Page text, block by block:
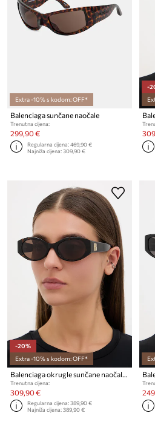
Extra -10% s kodom: OFF*
Balenciaga sunčane naočale
Trenutna cijena:
299,90 €
Regularna cijena:469,90 €
Najniža cijena:309,90 €
-
-20%
Extra -10% s kodom: OFF*
Trenutna cijena:
309,90 €
Regularna cijena:389,90 €
Najniža cijena:389,90 €